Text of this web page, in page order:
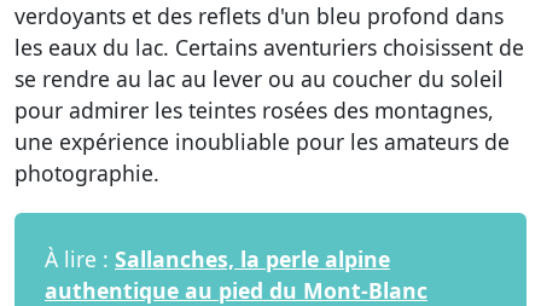
verdoyants et des reflets d'un bleu profond dans
les eaux du lac. Certains aventuriers choisissent de
se rendre au lac au lever ou au coucher du soleil
pour admirer les teintes rosées des montagnes,
une expérience inoubliable pour les amateurs de
photographie.
À lire : Sallanches, la perle alpine
authentique au pied du Mont-Blanc